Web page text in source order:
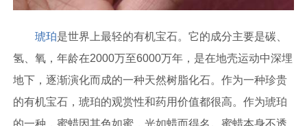
琥珀是世界上最轻的有机宝石。它的成分主要是碳、
氢、氧，年龄在2000万至6000万年，是在地壳运动中深埋
地下，逐渐演化而成的一种天然树脂化石。作为一种珍贵
的有机宝石，琥珀的观赏性和药用价值都很高。作为琥珀
的一种，蜜蜡因其色如蜜，光如蜡而得名。蜜蜡本身不透